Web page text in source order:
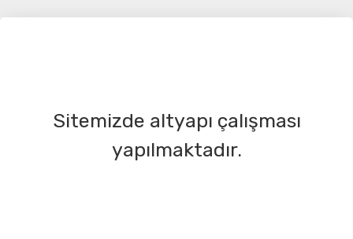
Sitemizde altyapı çalışması
yapılmaktadır.